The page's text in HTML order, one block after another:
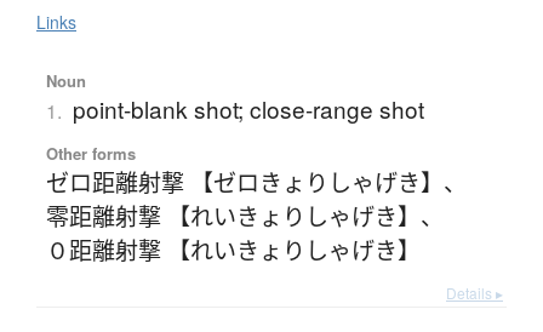
Links
Noun
1. point-blank shot; close-range shot
Other forms
ゼロ距離射撃 【ゼロきょりしゃげき】 、
零距離射撃 【れいきょりしゃげき】 、
０距離射撃 【れいきょりしゃげき】
Details ▸